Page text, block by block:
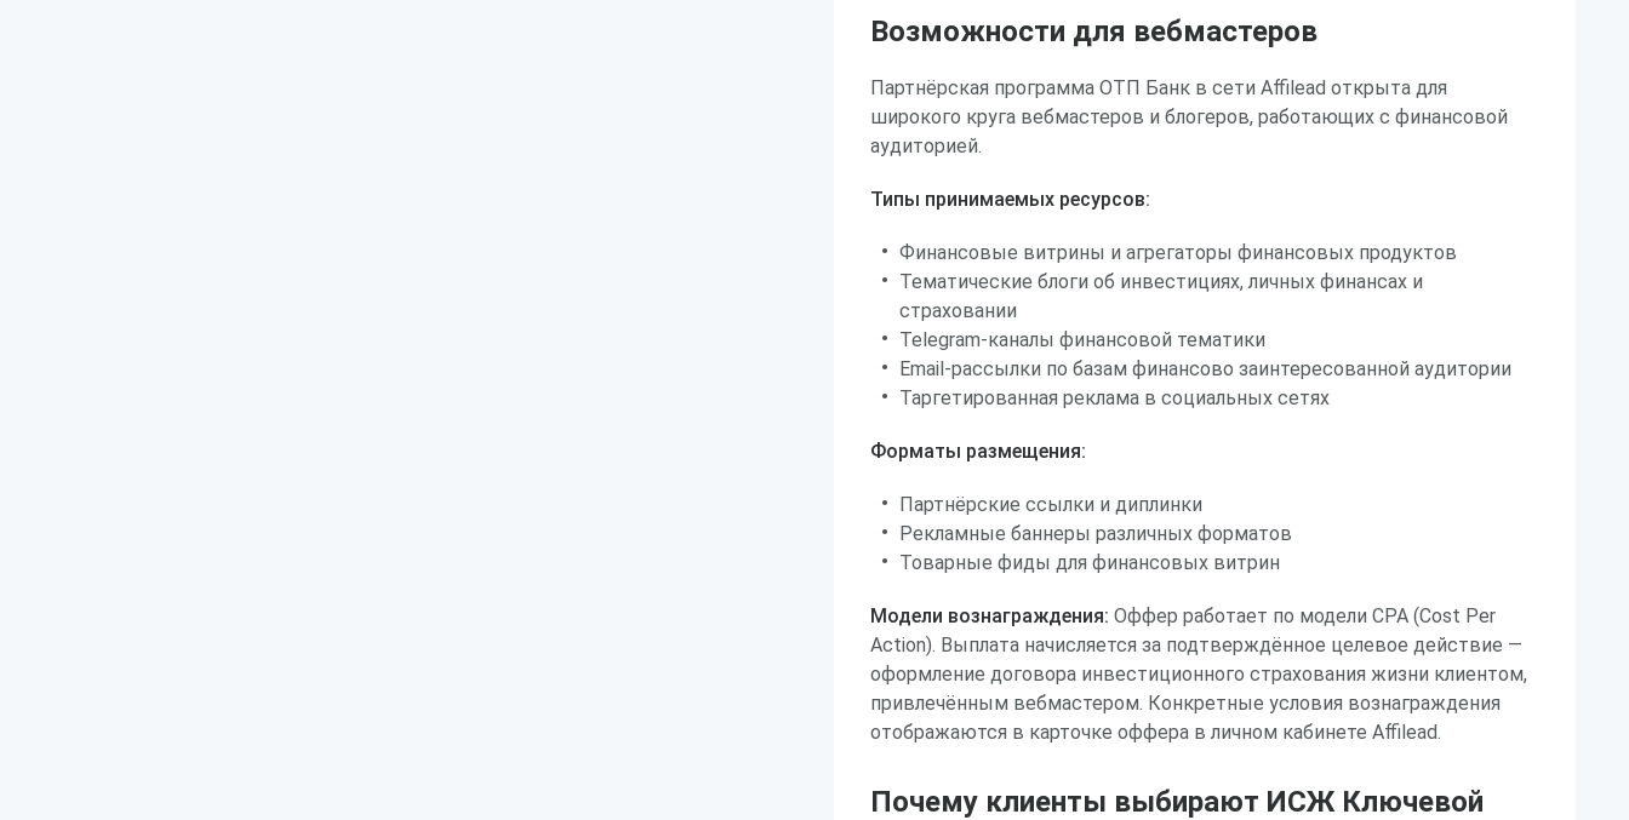
Возможности для вебмастеров
Партнёрская программа ОТП Банк в сети Affilead открыта для
широкого круга вебмастеров и блогеров, работающих с финансовой
аудиторией.
Типы принимаемых ресурсов:
Финансовые витрины и агрегаторы финансовых продуктов
Тематические блоги об инвестициях, личных финансах и
страховании
Telegram-каналы финансовой тематики
Email-рассылки по базам финансово заинтересованной аудитории
Таргетированная реклама в социальных сетях
Форматы размещения:
Партнёрские ссылки и диплинки
Рекламные баннеры различных форматов
Товарные фиды для финансовых витрин
Модели вознаграждения: Оффер работает по модели CPA (Cost Per
Action). Выплата начисляется за подтверждённое целевое действие —
оформление договора инвестиционного страхования жизни клиентом,
привлечённым вебмастером. Конкретные условия вознаграждения
отображаются в карточке оффера в личном кабинете Affilead.
Почему клиенты выбирают ИСЖ Ключевой